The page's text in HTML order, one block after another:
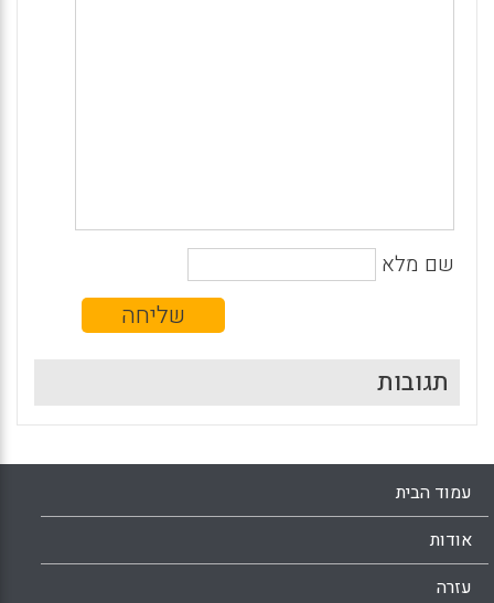
שם מלא
תגובות
עמוד הבית
אודות
עזרה